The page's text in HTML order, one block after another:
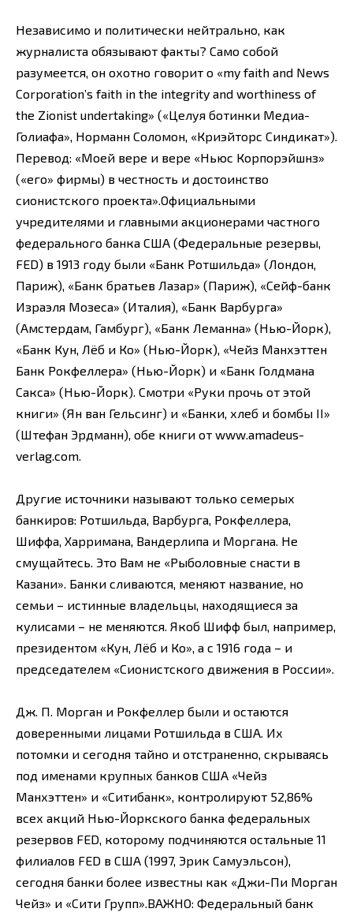
Независимо и политически нейтрально, как
журналиста обязывают факты? Само собой
разумеется, он охотно говорит о «my faith and News
Corporation’s faith in the integrity and worthiness of
the Zionist undertaking» («Целуя ботинки Медиа-
Голиафа», Норманн Соломон, «Криэйторс Синдикат»).
Перевод: «Моей вере и вере «Ньюс Корпорэйшнз»
(«его» фирмы) в честность и достоинство
сионистского проекта».Официальными
учредителями и главными акционерами частного
федерального банка США (Федеральные резервы,
FED) в 1913 году были «Банк Ротшильда» (Лондон,
Париж), «Банк братьев Лазар» (Париж), «Сейф-банк
Израэля Мозеса» (Италия), «Банк Варбурга»
(Амстердам, Гамбург), «Банк Леманна» (Нью-Йорк),
«Банк Кун, Лёб и Ко» (Нью-Йорк), «Чейз Манхэттен
Банк Рокфеллера» (Нью-Йорк) и «Банк Голдмана
Сакса» (Нью-Йорк). Смотри «Руки прочь от этой
книги» (Ян ван Гельсинг) и «Банки, хлеб и бомбы II»
(Штефан Эрдманн), обе книги от www.amadeus-
verlag.com.
Другие источники называют только семерых
банкиров: Ротшильда, Варбурга, Рокфеллера,
Шиффа, Харримана, Вандерлипа и Моргана. Не
смущайтесь. Это Вам не «Рыболовные снасти в
Казани». Банки сливаются, меняют название, но
семьи – истинные владельцы, находящиеся за
кулисами – не меняются. Якоб Шифф был, например,
президентом «Кун, Лёб и Ко», а с 1916 года – и
председателем «Сионистского движения в России».
Дж. П. Морган и Рокфеллер были и остаются
доверенными лицами Ротшильда в США. Их
потомки и сегодня тайно и отстраненно, скрываясь
под именами крупных банков США «Чейз
Манхэттен» и «Ситибанк», контролируют 52,86%
всех акций Нью-Йоркского банка федеральных
резервов FED, которому подчиняются остальные 11
филиалов FED в США (1997, Эрик Самуэльсон),
сегодня банки более известны как «Джи-Пи Морган
Чейз» и «Сити Групп».ВАЖНО: Федеральный банк